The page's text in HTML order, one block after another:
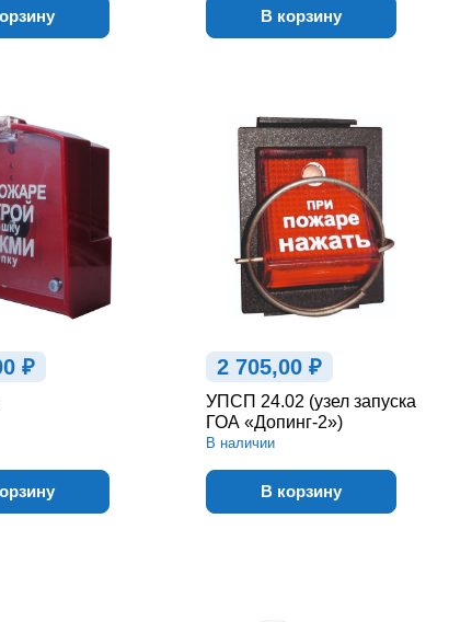
В корзину
₽ 2 705,00 ₽
УПСП 24.02 (узел запуска
ГОА «Допинг-2»)
В наличии
В корзину